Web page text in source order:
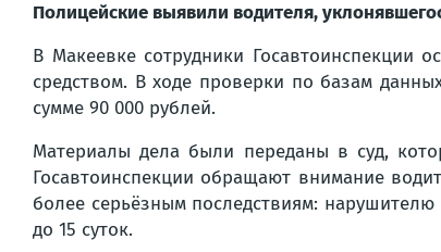
Полицейские выявили водителя,
В Макеевке сотрудники Госавтоинспекции
средством. В ходе проверки по базам
сумме 90 000 рублей.
Материалы дела были переданы в суд,
Госавтоинспекции обращают внимание
более серьёзным последствиям:
до 15 суток.